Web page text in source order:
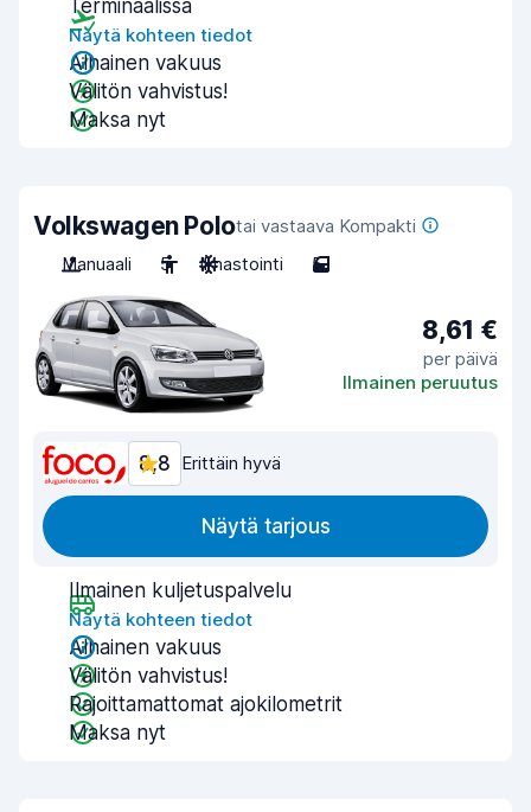
Terminaalissa
Näytä kohteen tiedot
Alhainen vakuus
Välitön vahvistus!
Maksa nyt
Volkswagen Polotai vastaava Kompakti
Manuaali
5 Ilmastointi 5
8,61 €
per päivä
Ilmainen peruutus
8,8 Erittäin hyvä
Näytä tarjous
Ilmainen kuljetuspalvelu
Näytä kohteen tiedot
Alhainen vakuus
Välitön vahvistus!
Rajoittamattomat ajokilometrit
Maksa nyt